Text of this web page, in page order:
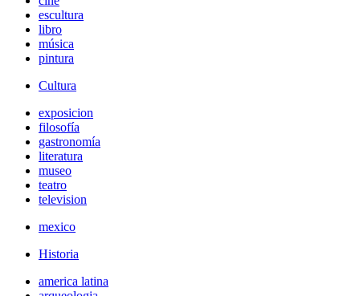
escultura
libro
música
pintura
Cultura
exposicion
filosofía
gastronomía
literatura
museo
teatro
television
mexico
Historia
america latina